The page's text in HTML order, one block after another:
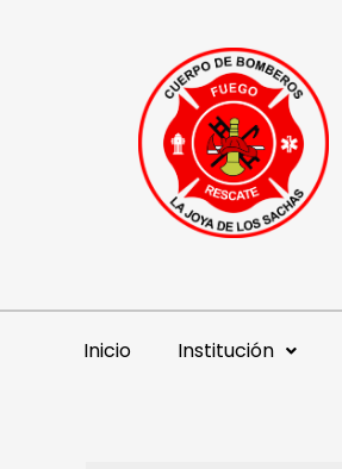
Inicio Institución